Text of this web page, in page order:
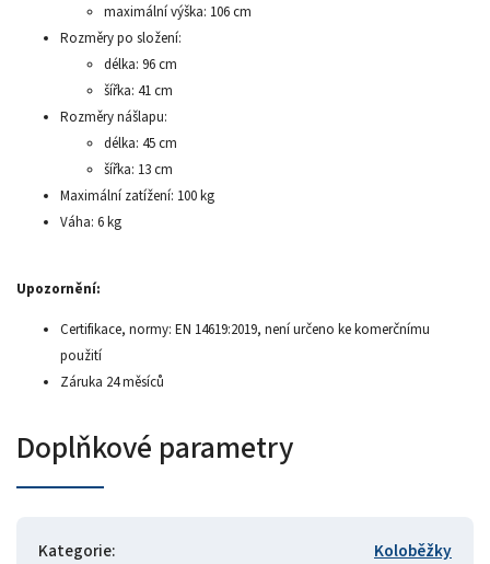
maximální výška: 106 cm
Rozměry po složení:
délka: 96 cm
šířka: 41 cm
Rozměry nášlapu:
délka: 45 cm
šířka: 13 cm
Maximální zatížení: 100 kg
Váha: 6 kg
Upozornění:
Certifikace, normy: EN 14619:2019, není určeno ke komerčnímu
použití
Záruka 24 měsíců
Doplňkové parametry
Kategorie:
Koloběžky